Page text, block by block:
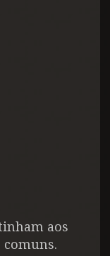
aos